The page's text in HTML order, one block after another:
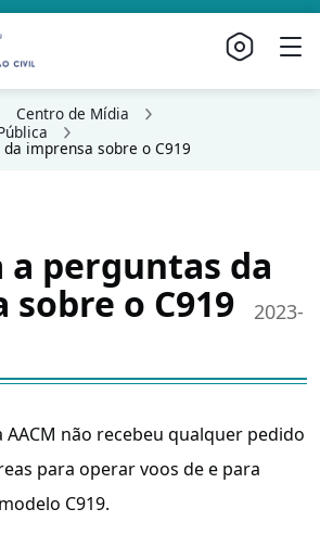
Centro de Mídia
imprensa sobre o C919
a perguntas da
o C919
2023-
não recebeu qualquer pedido
para operar voos de e para
C919.